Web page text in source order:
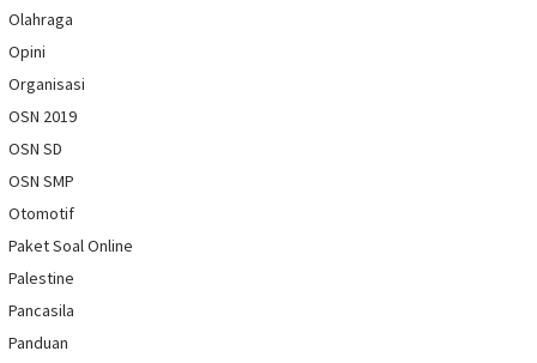
Olahraga
Opini
Organisasi
OSN 2019
OSN SD
OSN SMP
Otomotif
Paket Soal Online
Palestine
Pancasila
Panduan